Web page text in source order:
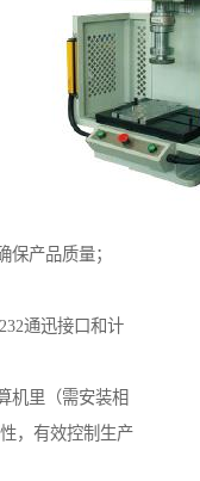
保产品质量；
通迅接口和计
机里（需安装相
，有效控制生产